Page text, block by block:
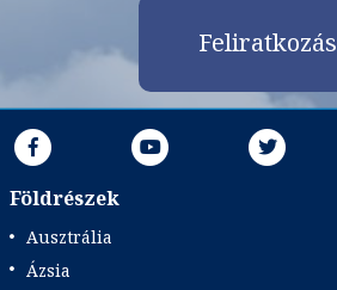
Feliratkozás
Földrészek
Ausztrália
Ázsia